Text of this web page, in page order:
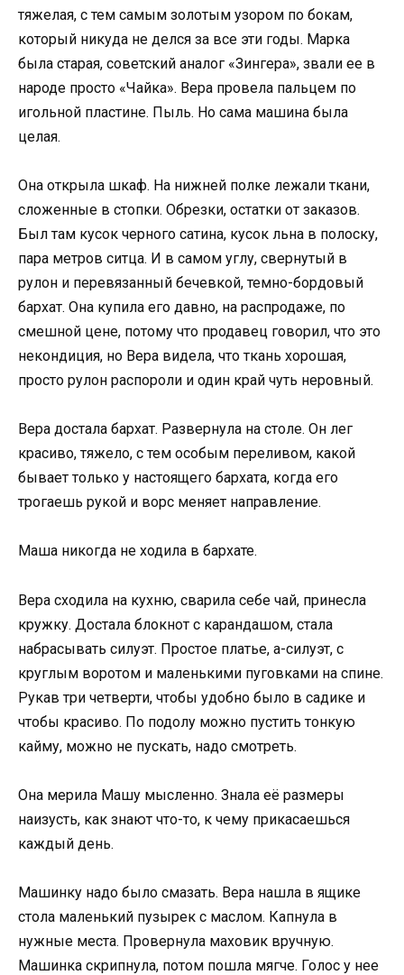
тяжелая, с тем самым золотым узором по бокам,
который никуда не делся за все эти годы. Марка
была старая, советский аналог «Зингера», звали ее в
народе просто «Чайка». Вера провела пальцем по
игольной пластине. Пыль. Но сама машина была
целая.
Она открыла шкаф. На нижней полке лежали ткани,
сложенные в стопки. Обрезки, остатки от заказов.
Был там кусок черного сатина, кусок льна в полоску,
пара метров ситца. И в самом углу, свернутый в
рулон и перевязанный бечевкой, темно-бордовый
бархат. Она купила его давно, на распродаже, по
смешной цене, потому что продавец говорил, что это
некондиция, но Вера видела, что ткань хорошая,
просто рулон распороли и один край чуть неровный.
Вера достала бархат. Развернула на столе. Он лег
красиво, тяжело, с тем особым переливом, какой
бывает только у настоящего бархата, когда его
трогаешь рукой и ворс меняет направление.
Маша никогда не ходила в бархате.
Вера сходила на кухню, сварила себе чай, принесла
кружку. Достала блокнот с карандашом, стала
набрасывать силуэт. Простое платье, а-силуэт, с
круглым воротом и маленькими пуговками на спине.
Рукав три четверти, чтобы удобно было в садике и
чтобы красиво. По подолу можно пустить тонкую
кайму, можно не пускать, надо смотреть.
Она мерила Машу мысленно. Знала её размеры
наизусть, как знают что-то, к чему прикасаешься
каждый день.
Машинку надо было смазать. Вера нашла в ящике
стола маленький пузырек с маслом. Капнула в
нужные места. Провернула маховик вручную.
Машинка скрипнула, потом пошла мягче. Голос у нее